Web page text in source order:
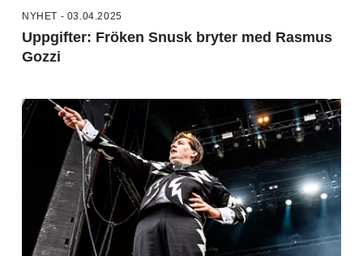
NYHET - 03.04.2025
Uppgifter: Fröken Snusk bryter med Rasmus
Gozzi